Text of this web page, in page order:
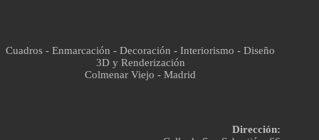
Cuadros - Enmarcación - Decoración - Interiorismo - Diseño
3D y Renderización
Colmenar Viejo - Madrid
Dirección: